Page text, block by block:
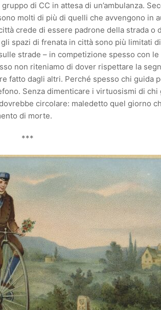
di CC in attesa di un’ambulanza.
molti di più di quelli che avvengono in
crede di essere padrone della strada o
spazi di frenata in città sono più limitati
strade – in competizione spesso con le
non riteniamo di dover rispettare la
fatto dagli altri. Perché spesso chi guida
Senza dimenticare i virtuosismi di chi
circolare: maledetto quel giorno
di morte.
***